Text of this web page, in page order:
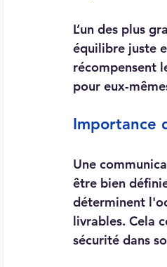
L’un des plus
équilibre juste
récompensent
pour eux-
Importance
Une
être bien
déterminent
livrables. Cela
sécurité dans